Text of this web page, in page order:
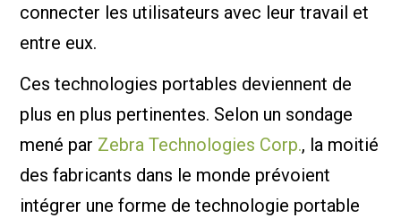
connecter les utilisateurs avec leur travail et
entre eux.
Ces technologies portables deviennent de
plus en plus pertinentes. Selon un sondage
mené par Zebra Technologies Corp., la moitié
des fabricants dans le monde prévoient
intégrer une forme de technologie portable